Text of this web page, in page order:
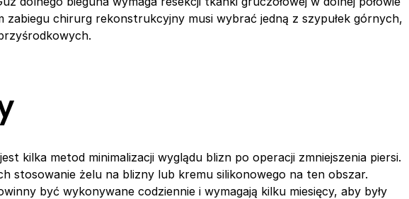
zabiegu chirurg rekonstrukcyjny musi wybrać jedną z szypułek górnych,
kilka metod minimalizacji wyglądu blizn po operacji zmniejszenia piersi.
stosowanie żelu na blizny lub kremu silikonowego na ten obszar.
być wykonywane codziennie i wymagają kilku miesięcy, aby były